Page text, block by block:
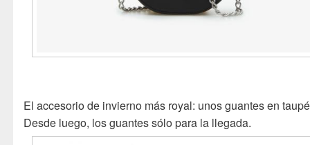
El accesorio de invierno más royal: unos guantes en
Desde luego, los guantes sólo para la llegada.